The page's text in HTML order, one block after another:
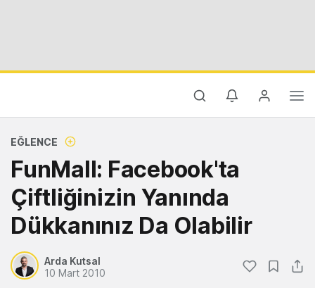
EĞLENCE
FunMall: Facebook'ta
Çiftliğinizin Yanında
Dükkanınız Da Olabilir
Arda Kutsal
10 Mart 2010